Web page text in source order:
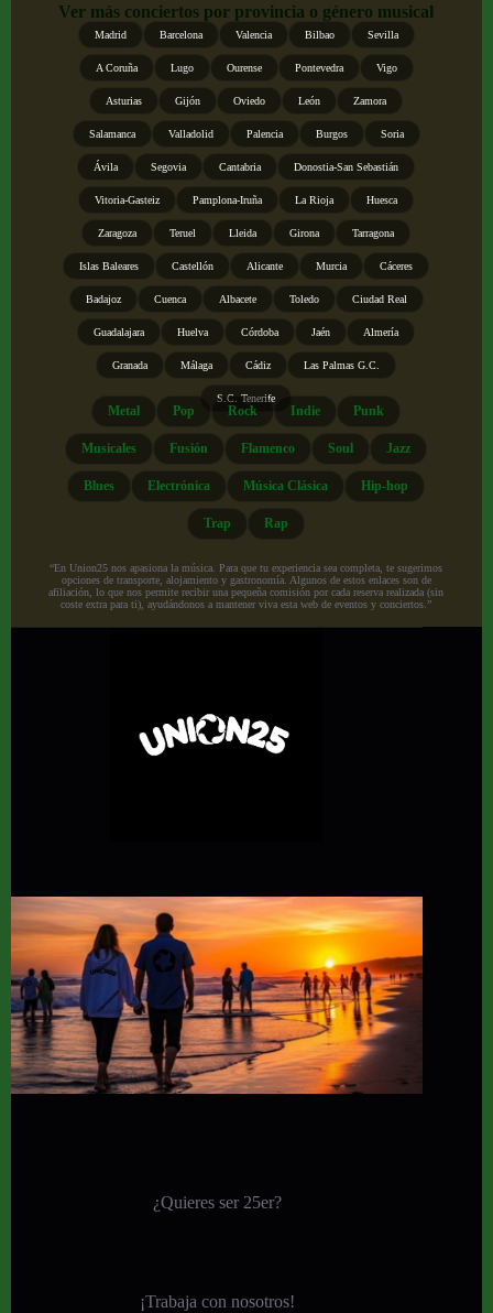
Ver más conciertos por provincia o género musical
Madrid Barcelona Valencia Bilbao Sevilla
A Coruña Lugo Ourense Pontevedra Vigo
Asturias Gijón Oviedo León Zamora
Salamanca Valladolid Palencia Burgos Soria
Ávila Segovia Cantabria Donostia-San Sebastián
Vitoria-Gasteiz Pamplona-Iruña La Rioja Huesca
Zaragoza Teruel Lleida Girona Tarragona
Islas Baleares Castellón Alicante Murcia Cáceres
Badajoz Cuenca Albacete Toledo Ciudad Real
Guadalajara Huelva Córdoba Jaén Almería
Granada Málaga Cádiz Las Palmas G.C.
S.C. Tenerife
Metal Pop Rock Indie Punk
Musicales Fusión Flamenco Soul Jazz
Blues Electrónica Música Clásica Hip-hop
Trap Rap
“En Union25 nos apasiona la música. Para que tu experiencia sea completa, te sugerimos
opciones de transporte, alojamiento y gastronomía. Algunos de estos enlaces son de
afiliación, lo que nos permite recibir una pequeña comisión por cada reserva realizada (sin
coste extra para ti), ayudándonos a mantener viva esta web de eventos y conciertos.”
¿Quieres ser 25er?
¡Trabaja con nosotros!